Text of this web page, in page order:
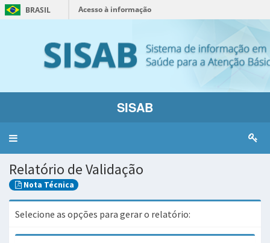
BRASIL Acesso à informação
SISAB
Alternar
Relatório de Validação
Nota Técnica
Selecione as opções para gerar o relatório: